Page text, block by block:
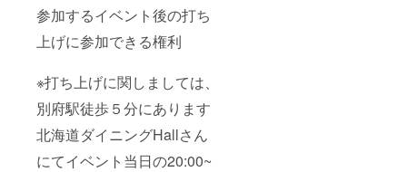
参加するイベント後の打ち
上げに参加できる権利
※打ち上げに関しましては、
別府駅徒歩５分にあります
北海道ダイニングHallさん
にてイベント当日の20:00~